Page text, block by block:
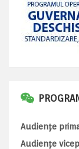
Audiențe
Audiențe